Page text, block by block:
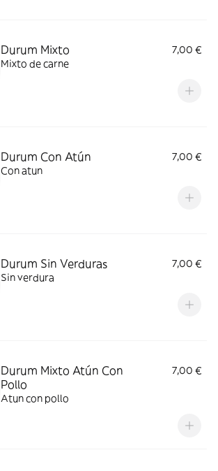
Durum Mixto
7,00 €
Mixto de carne
Durum Con Atún
7,00 €
Con atun
Durum Sin Verduras
7,00 €
Sin verdura
Durum Mixto Atún Con
Pollo
7,00 €
Atun con pollo